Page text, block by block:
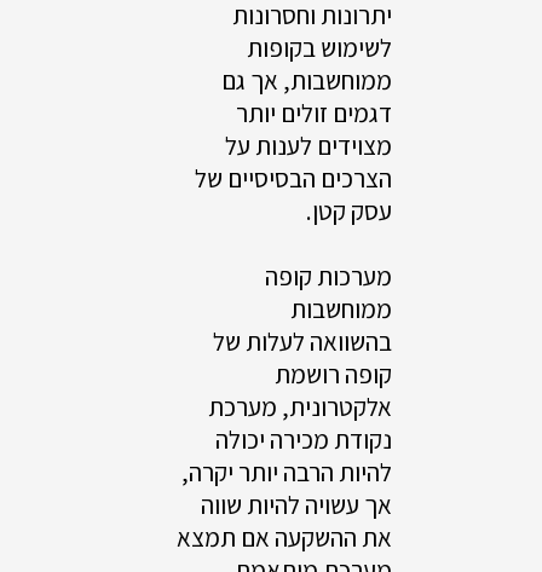
יתרונות וחסרונות
לשימוש בקופות
ממוחשבות, אך גם
דגמים זולים יותר
מצוידים לענות על
הצרכים הבסיסיים של
עסק קטן.
מערכות קופה
ממוחשבות
בהשוואה לעלות של
קופה רושמת
אלקטרונית, מערכת
נקודת מכירה יכולה
להיות הרבה יותר יקרה,
אך עשויה להיות שווה
את ההשקעה אם תמצא